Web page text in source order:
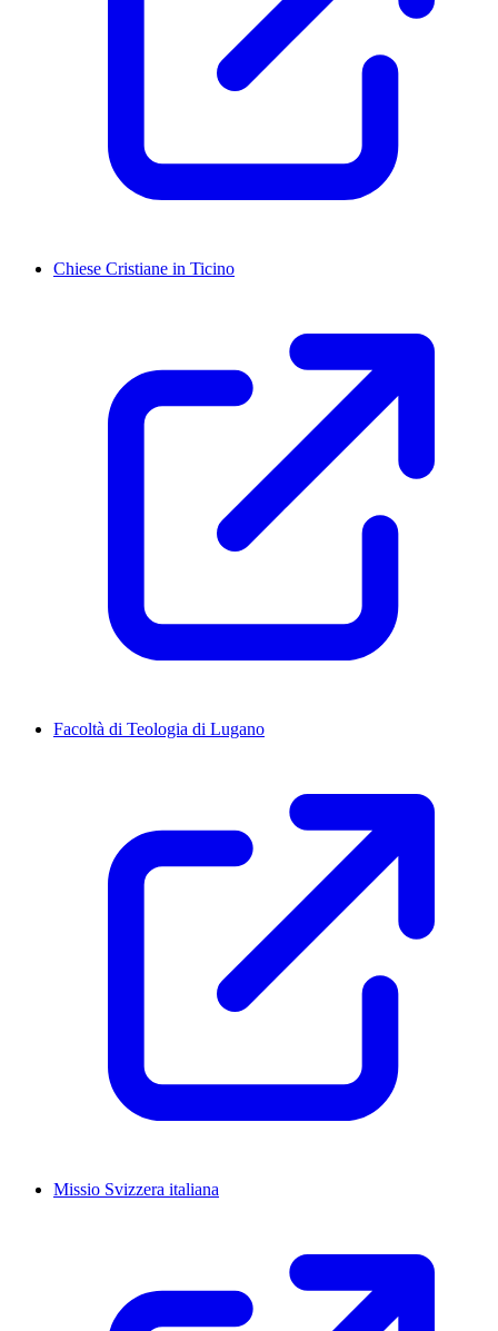
Chiese Cristiane in Ticino
Facoltà di Teologia di Lugano
Missio Svizzera italiana